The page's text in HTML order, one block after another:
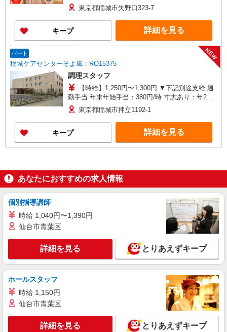
東京都稲城市矢野口323-7
キープ 詳細を見る
パート
稲城ケアセンターそよ風：RO15375
NEW
調理スタッフ
【時給】1,250円〜1,300円 ▼下記別途支給 通
勤手当 年末年始手当：380円/時 寸志あり：年2回
（6月・12月） ※業績による
東京都稲城市押立1192-1
キープ 詳細を見る
あなたにおすすめの求人情報
個別指導講師
時給 1,040円〜1,390円
仙台市青葉区
詳細を見る とりあえずキープ
ホールスタッフ
時給 1,150円
仙台市青葉区
詳細を見る とりあえずキープ